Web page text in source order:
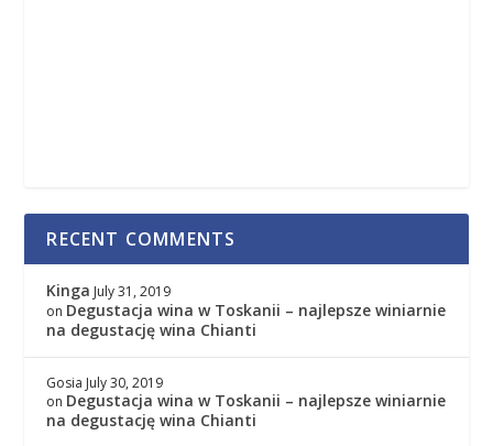
RECENT COMMENTS
Kinga July 31, 2019
on Degustacja wina w Toskanii – najlepsze winiarnie
na degustację wina Chianti
Gosia July 30, 2019
on Degustacja wina w Toskanii – najlepsze winiarnie
na degustację wina Chianti